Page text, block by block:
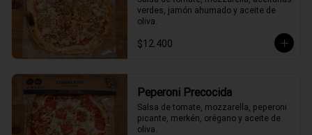
verdes, jamón ahumado y aceite de
oliva.
$12.400
Peperoni Precocida
Salsa de tomate, mozzarella, peperoni
picante, merkén, orégano y aceite de
oliva.